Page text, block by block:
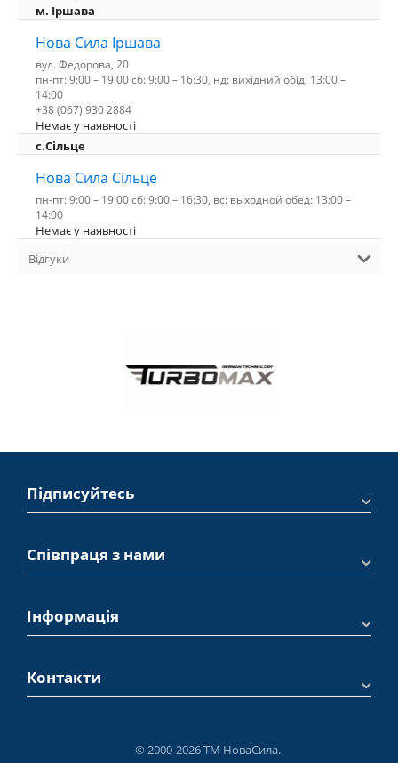
м. Іршава
Нова Сила Іршава
вул. Федорова, 20
пн-пт: 9:00 – 19:00 сб: 9:00 – 16:30, нд: вихідний обід: 13:00 –
14:00
+38 (067) 930 2884
Немає у наявності
с.Сільце
Нова Сила Сільце
пн-пт: 9:00 – 19:00 сб: 9:00 – 16:30, вс: выходной обед: 13:00 –
14:00
Немає у наявності
Відгуки
Підписуйтесь
Співпраця з нами
Інформація
Контакти
© 2000-2026 ТМ НоваСила.